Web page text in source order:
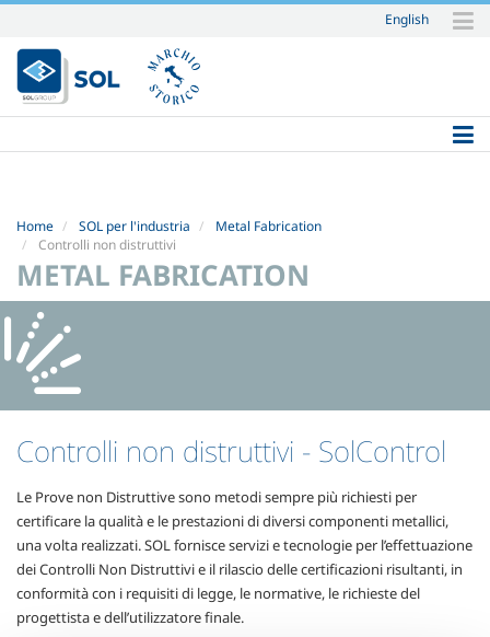
Salta
ai
contenuti.
|
alla
English
Home SOL per l'industria
Metal Fabrication
Controlli non distruttivi
METAL FABRICATION
Controlli non distruttivi - SolControl
Le Prove non Distruttive sono metodi sempre più richiesti per
certificare la qualità e le prestazioni di diversi componenti metallici,
una volta realizzati. SOL fornisce servizi e tecnologie per l’effettuazione
dei Controlli Non Distruttivi e il rilascio delle certificazioni risultanti, in
conformità con i requisiti di legge, le normative, le richieste del
progettista e dell’utilizzatore finale.